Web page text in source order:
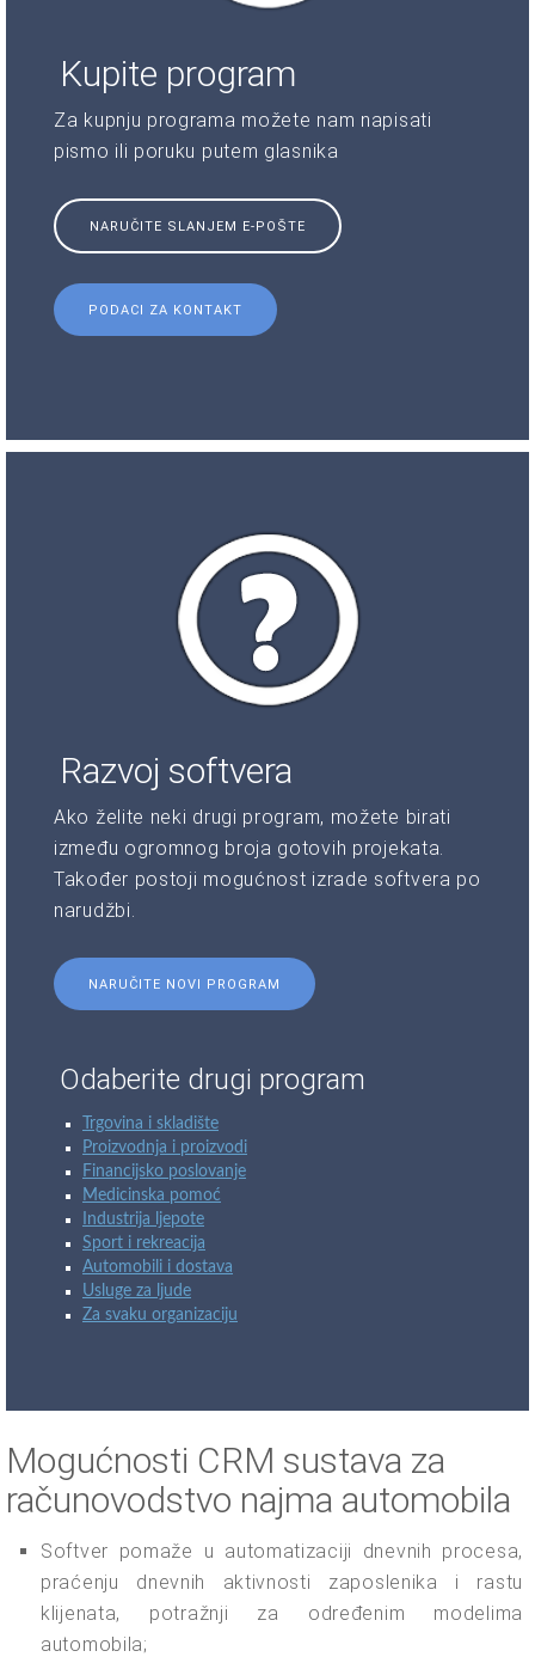
Kupite program
Za kupnju programa možete nam napisati
pismo ili poruku putem glasnika
NARUČITE SLANJEM E-POŠTE
PODACI ZA KONTAKT
Razvoj softvera
Ako želite neki drugi program, možete birati
između ogromnog broja gotovih projekata.
Također postoji mogućnost izrade softvera po
narudžbi.
NARUČITE NOVI PROGRAM
Odaberite drugi program
Trgovina i skladište
Proizvodnja i proizvodi
Financijsko poslovanje
Medicinska pomoć
Industrija ljepote
Sport i rekreacija
Automobili i dostava
Usluge za ljude
Za svaku organizaciju
Mogućnosti CRM sustava za
računovodstvo najma automobila
Softver pomaže u automatizaciji dnevnih procesa,
praćenju dnevnih aktivnosti zaposlenika i rastu
klijenata, potražnji za određenim modelima
automobila;